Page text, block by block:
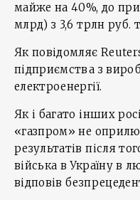
майже на 40%, до
млрд) з 3,6 трлн руб.
Як повідомляє
підприємства з
електроенергії.
Як і багато інших
«газпром» не
результатів після
війська в Україну в
відповів